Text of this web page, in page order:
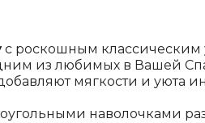
с роскошным классическим
из любимых в Вашей
мягкости и уюта
наволочками